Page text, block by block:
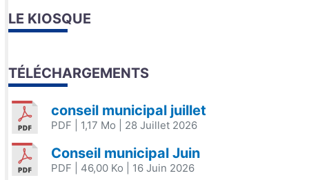
LE KIOSQUE
TÉLÉCHARGEMENTS
conseil municipal juillet
PDF | 1,17 Mo | 28 Juillet 2026
Conseil municipal Juin
PDF | 46,00 Ko | 16 Juin 2026